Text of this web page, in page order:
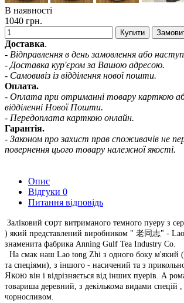
В наявності
1040 грн.
Купити
Доставка.
- Відправлення в день замовлення або
- Доставка кур'єром за Вашою адресою.
- Самовивіз із відділення нової пошти.
Оплата.
- Оплата при отриманні товару карткою
відділенні Нової Пошти.
- Передоплата карткою онлайн.
Гарантія.
- Законом про захист прав споживачів не
повернення цього товару належної якості.
Опис
Відгуки 0
Питання відповідь
Заліковий сорт витриманого темного пуеру з
) який представлений виробником " 老 同志" - Lao
знаменита фабрика Anning Gulf Tea Industry Co.
На смак наш Lao tong Zhi з одного боку м'який
та спеціями), з іншого - насичений та з
Якою він і відрізняється від інших пуерів. А
товариша деревний, з декількома видами спецій
чорносливом.